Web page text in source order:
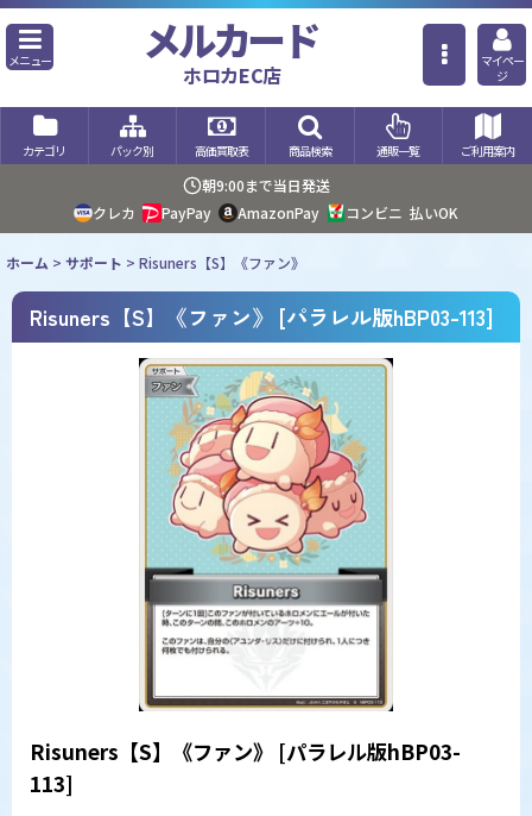
メニュー メルカード
ホロカEC店
マイペー
ジ
カテゴリ パック別 高価買取表 商品検索 通販一覧 ご利用案内
朝9:00まで当日発送
クレカ
PayPay AmazonPay コンビニ 払いOK
ホーム > サポート > Risuners【S】《ファン》
Risuners【S】《ファン》 [パラレル版hBP03-113]
Risuners【S】《ファン》 [パラレル版hBP03-
113]